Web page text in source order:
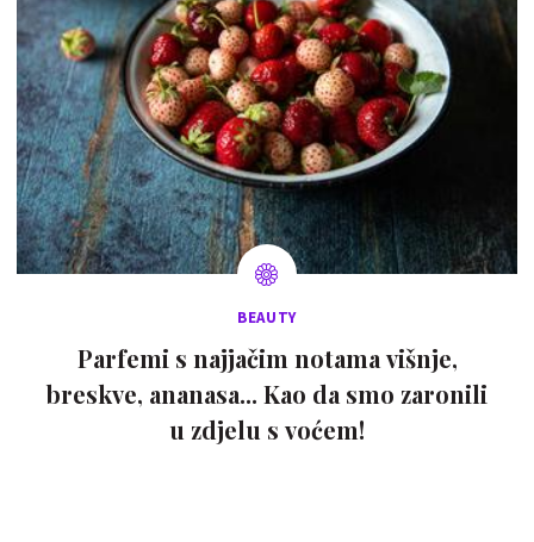
BEAUTY
Parfemi s najjačim notama višnje,
breskve, ananasa... Kao da smo zaronili
u zdjelu s voćem!